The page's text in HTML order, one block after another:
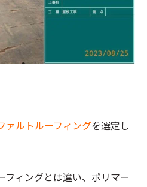
ァルトルーフィングを選定し
フィングとは違い、ポリマー